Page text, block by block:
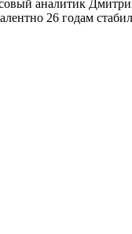
аналитик
26 годам